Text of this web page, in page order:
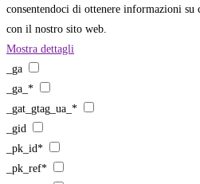
consentendoci di ottenere informazioni
con il nostro sito web.
Mostra dettagli
_ga
_ga_*
_gat_gtag_ua_*
_gid
_pk_id*
_pk_ref*